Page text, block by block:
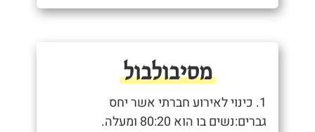
מסיבולבול
1. כינוי לאירוע חברתי אשר יחס
גברים:נשים בו הוא 80:20 ומעלה.